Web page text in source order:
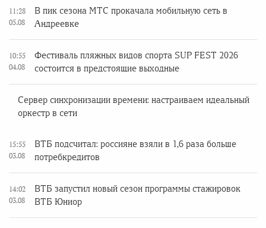
11:28
05.08
В пик сезона МТС прокачала мобильную сеть в
Андреевке
10:55
04.08
Фестиваль пляжных видов спорта SUP FEST 2026
состоится в предстоящие выходные
Сервер синхронизации времени: настраиваем идеальный
оркестр в сети
15:55
03.08
ВТБ подсчитал: россияне взяли в 1,6 раза больше
потребкредитов
14:02
03.08
ВТБ запустил новый сезон программы стажировок
ВТБ Юниор